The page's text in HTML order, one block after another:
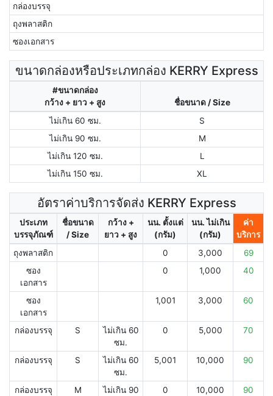
กล่องบรรจุ
ถุงพลาสติก
ซองเอกสาร
ขนาดกล่องหรือประเภทกล่อง KERRY Express
#ขนาดกล่อง
กว้าง + ยาว + สูง
ชื่อขนาด / Size
ไม่เกิน 60 ซม.
S
ไม่เกิน 90 ซม.
M
ไม่เกิน 120 ซม.
L
ไม่เกิน 150 ซม.
XL
อัตราค่าบริการจัดส่ง KERRY Express
ประเภท
บรรจุภัณฑ์
ชื่อขนาด
/ Size
กว้าง +
ยาว + สูง
นน. ตั้งแต่
(กรัม)
นน. ไม่เกิน
(กรัม)
ค่า
บริการ
ถุงพลาสติก
0 3,000
69
ซอง
เอกสาร
0 1,000 40
ซอง
เอกสาร
1,001 3,000 60
กล่องบรรจุ S
ไม่เกิน 60
ซม.
0 5,000 70
กล่องบรรจุ S
ไม่เกิน 60
ซม.
5,001 10,000 90
กล่องบรรจุ M
ไม่เกิน 90
0 10,000 90